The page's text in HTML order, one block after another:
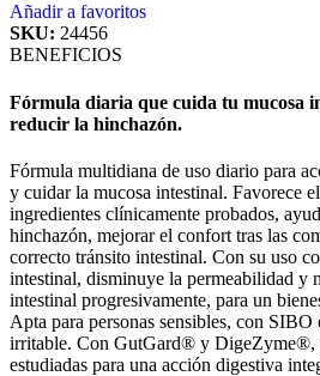
Añadir a favoritos
SKU: 24456
BENEFICIOS
Fórmula diaria que cuida tu mucosa
reducir la hinchazón.
Fórmula multidiana de uso diario para
y cuidar la mucosa intestinal. Favorece
ingredientes clínicamente probados,
hinchazón, mejorar el confort tras las
correcto tránsito intestinal. Con su uso
intestinal, disminuye la permeabilidad y
intestinal progresivamente, para un
Apta para personas sensibles, con
irritable. Con GutGard® y DigeZyme®,
estudiadas para una acción digestiva